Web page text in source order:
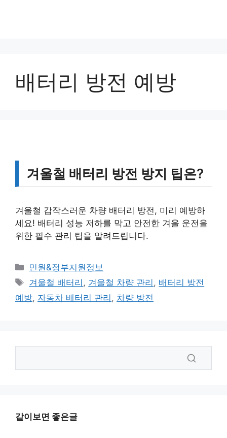
배터리 방전 예방
겨울철 배터리 방전 방지 팁은?
겨울철 갑작스러운 차량 배터리 방전, 미리 예방하
세요! 배터리 성능 저하를 막고 안전한 겨울 운전을
위한 필수 관리 팁을 알려드립니다.
카
테
리
민원&정부지원정보
태
그
겨울철 배터리 , 겨울철 차량 관리 , 배터리 방전
예방, 자동차 배터리 관리 , 차량 방전
같이보면 좋은글